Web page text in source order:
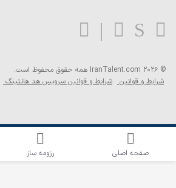
اطلاع‌رسانی شغلی را برای این جستجو فعال کنید
بلاگ
© 2026 IranTalent.com
همه حقوق محفوظ است.
شرایط و قوانین شرایط و قوانین سرویس هد هانتینگ
صفحه اصلی رزومه ساز